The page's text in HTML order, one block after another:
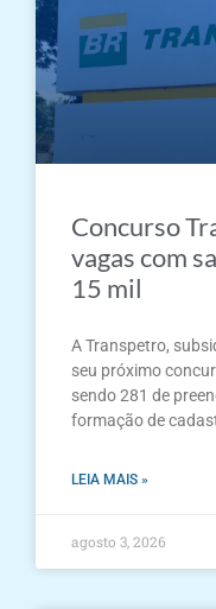
Concurso
vagas com
15 mil
A Transpetro,
seu próximo
sendo 281 de
formação de
LEIA MAIS »
agosto 3, 2026